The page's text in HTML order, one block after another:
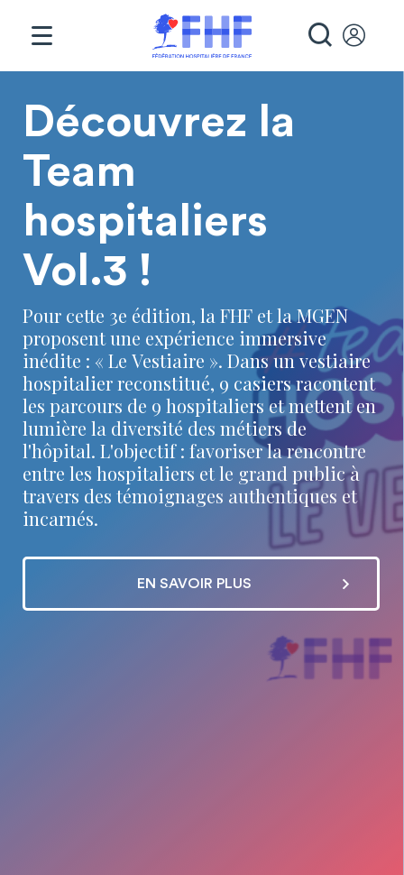
Page d'accueil
Découvrez la
Team
hospitaliers
Vol.3 !
Pour cette 3e édition, la FHF et la MGEN
proposent une expérience immersive
inédite : « Le Vestiaire ». Dans un vestiaire
hospitalier reconstitué, 9 casiers racontent
les parcours de 9 hospitaliers et mettent en
lumière la diversité des métiers de
l'hôpital. L'objectif : favoriser la rencontre
entre les hospitaliers et le grand public à
travers des témoignages authentiques et
incarnés.
EN SAVOIR PLUS
Panneau de gestion des cookies